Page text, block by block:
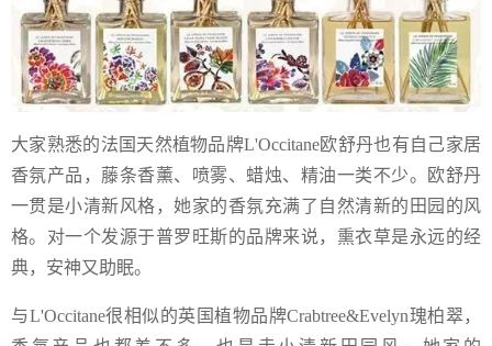
大家熟悉的法国天然植物品牌L'Occitane欧舒丹也有自己家居
香氛产品，藤条香薰、喷雾、蜡烛、精油一类不少。欧舒丹
一贯是小清新风格，她家的香氛充满了自然清新的田园的风
格。对一个发源于普罗旺斯的品牌来说，熏衣草是永远的经
典，安神又助眠。
与L'Occitane很相似的英国植物品牌Crabtree&Evelyn瑰柏翠，